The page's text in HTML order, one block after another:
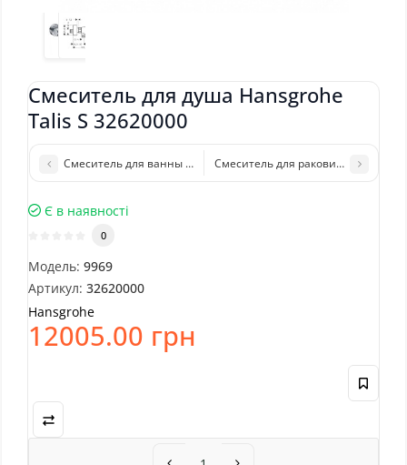
Смеситель для душа Hansgrohe
Talis S 32620000
Смеситель для ванны Hansgrohe Talis S 72405000
Смеситель для раковины
Є в наявності
0
Модель: 9969
Артикул: 32620000
Hansgrohe
12005.00 грн